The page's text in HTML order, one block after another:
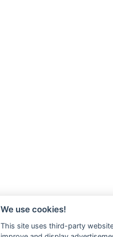
We use cookies!
This site uses third-party